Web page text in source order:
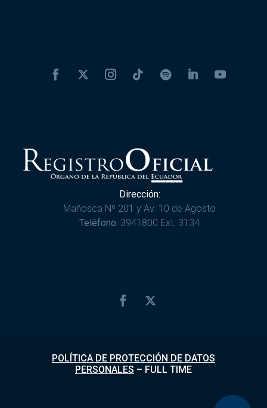
Dirección:
Mañosca Nº 201 y Av. 10 de Agosto
Teléfono: 3941800 Ext. 3134
POLÍTICA DE PROTECCIÓN DE DATOS
PERSONALES – FULL TIME